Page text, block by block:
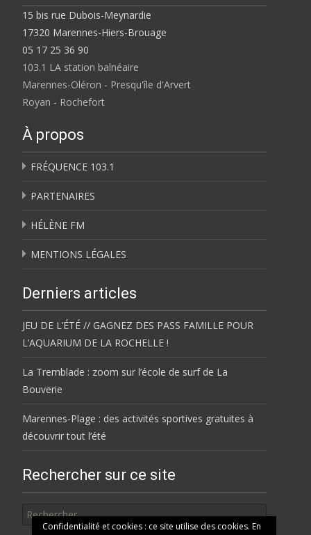
15 bis rue Dubois-Meynardie
17320 Marennes-Hiers-Brouage
05 17 25 36 90
103.1 LA station balnéaire
Marennes-Oléron - Presqu'île d'Arvert
Royan - Rochefort
À propos
FRÉQUENCE 103.1
PARTENAIRES
HÉLÈNE FM
MENTIONS LÉGALES
Derniers articles
JEU DE L’ÉTÉ // GAGNEZ DES PASS FAMILLE POUR
L’AQUARIUM DE LA ROCHELLE !
La Tremblade : zoom sur l’école de surf de La
Bouverie
Marennes-Plage : des activités sportives gratuites à
découvrir tout l’été
Rechercher sur ce site
Confidentialité et cookies : ce site utilise des cookies. En